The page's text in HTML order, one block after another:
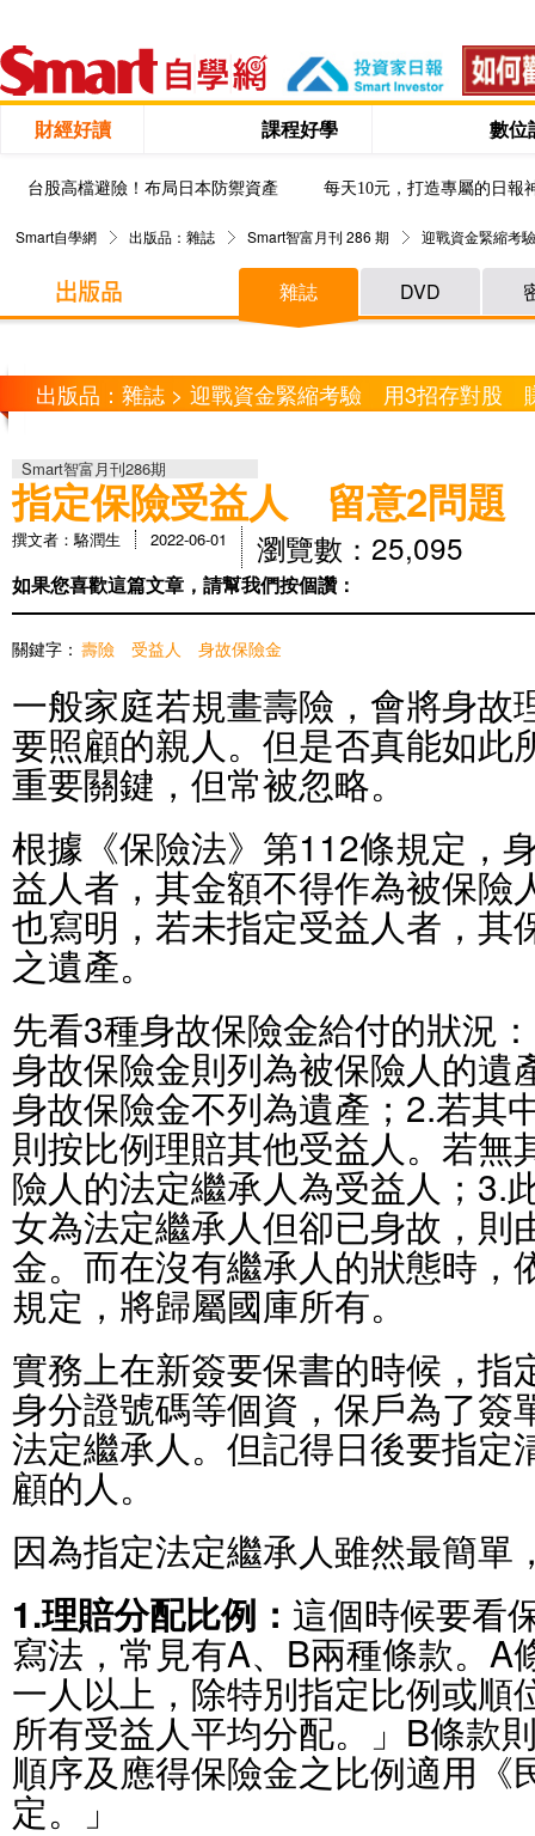
財經好讀 課程好學 數位
台股高檔避險！布局日本防禦資產 每天10元，打造專屬的日報
Smart自學網 出版品：雜誌 Smart智富月刊 286 期 迎戰資金緊縮
雜誌 DVD
出版品：雜誌 > 迎戰資金緊縮考驗 用3招存對股
Smart智富月刊286期
指定保險受益人 留意2問題
撰文者：駱潤生 2022-06-01 瀏覽數：25,095
如果您喜歡這篇文章，請幫我們按個讚：
關鍵字： 壽險 受益人 身故保險金
一般家庭若規畫壽險，會將身故
要照顧的親人。但是否真能如此
重要關鍵，但常被忽略。
根據《保險法》第112條規定，
益人者，其金額不得作為被保險
也寫明，若未指定受益人者，其
之遺產。
先看3種身故保險金給付的狀況
身故保險金則列為被保險人的遺
身故保險金不列為遺產；2.若其
則按比例理賠其他受益人。若無
險人的法定繼承人為受益人；3.
女為法定繼承人但卻已身故，則
金。而在沒有繼承人的狀態時，
規定，將歸屬國庫所有。
實務上在新簽要保書的時候，指
身分證號碼等個資，保戶為了簽
法定繼承人。但記得日後要指定
顧的人。
因為指定法定繼承人雖然最簡單
1.理賠分配比例： 這個時候要看
寫法，常見有A、B兩種條款。A
一人以上，除特別指定比例或順
所有受益人平均分配。」B條款
順序及應得保險金之比例適用《
定。」